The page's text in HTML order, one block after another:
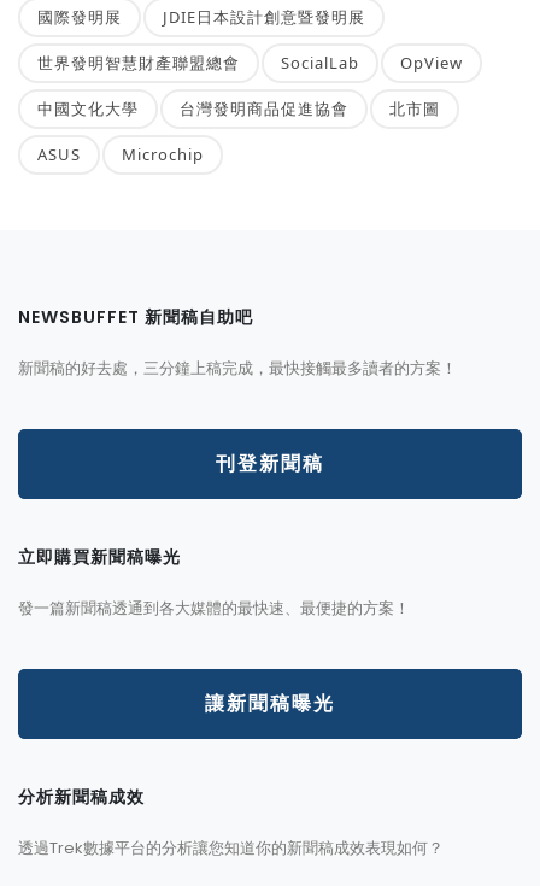
國際發明展 JDIE日本設計創意暨發明展
世界發明智慧財產聯盟總會 SocialLab OpView
中國文化大學 台灣發明商品促進協會 北市圖
ASUS Microchip
NEWSBUFFET 新聞稿自助吧
新聞稿的好去處，三分鐘上稿完成，最快接觸最多讀者的方案！
刊登新聞稿
立即購買新聞稿曝光
發一篇新聞稿透通到各大媒體的最快速、最便捷的方案！
讓新聞稿曝光
分析新聞稿成效
透過Trek數據平台的分析讓您知道你的新聞稿成效表現如何？